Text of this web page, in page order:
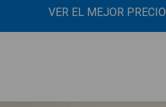
VER EL MEJOR PRECIO